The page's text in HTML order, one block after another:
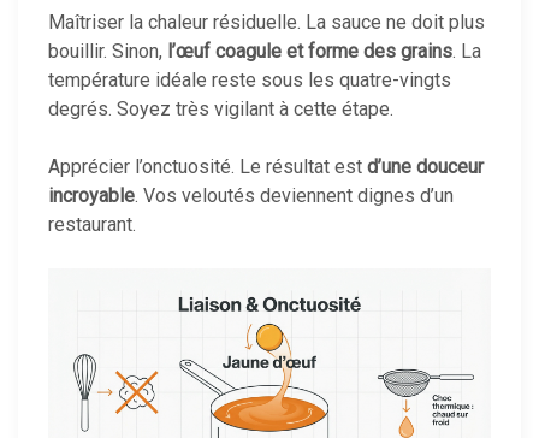
Maîtriser la chaleur résiduelle. La sauce ne doit plus
bouillir. Sinon, l’œuf coagule et forme des grains. La
température idéale reste sous les quatre-vingts
degrés. Soyez très vigilant à cette étape.
Apprécier l’onctuosité. Le résultat est d’une douceur
incroyable. Vos veloutés deviennent dignes d’un
restaurant.